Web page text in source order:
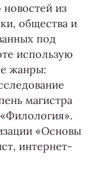
из
общества и
под
использую
жанры:
магистра
«Основы
интернет-